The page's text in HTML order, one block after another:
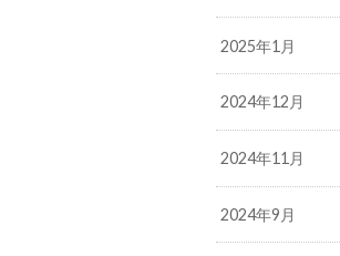
2025年1月
2024年12月
2024年11月
2024年9月